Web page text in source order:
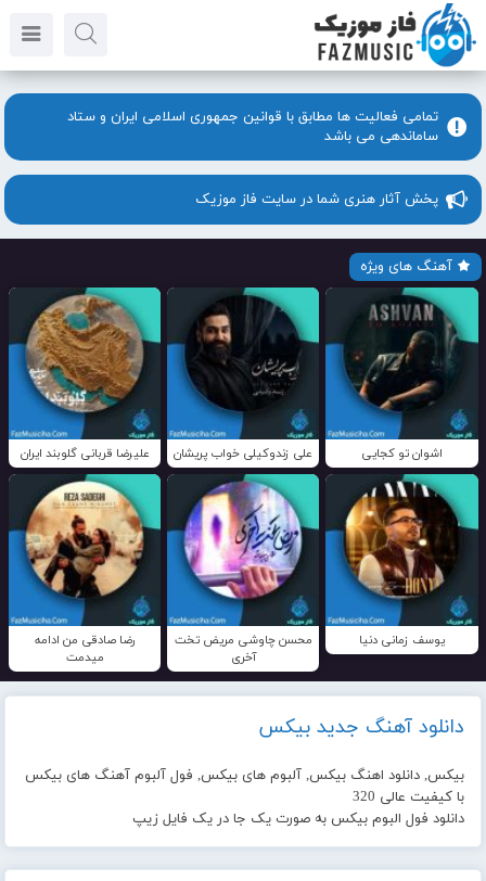
تمامی فعالیت ها مطابق با قوانین جمهوری اسلامی ایران و ستاد
ساماندهی می باشد
پخش آثار هنری شما در سایت فاز موزیک
آهنگ های ویژه
اشوان تو کجایی علی زندوکیلی خواب پریشان علیرضا قربانی گلوبند ایران
یوسف زمانی دنیا
محسن چاوشی مریض تخت
آخری
رضا صادقی من ادامه
میدمت
دانلود آهنگ جدید بیکس
بیکس, دانلود اهنگ بیکس, آلبوم های بیکس, فول آلبوم آهنگ های بیکس
با کیفیت عالی 320
دانلود فول البوم بیکس به صورت یک جا در یک فایل زیپ